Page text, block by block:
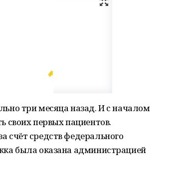
три месяца назад. И с началом
своих первых пациентов.
счёт средств федерального
была оказана администрацией